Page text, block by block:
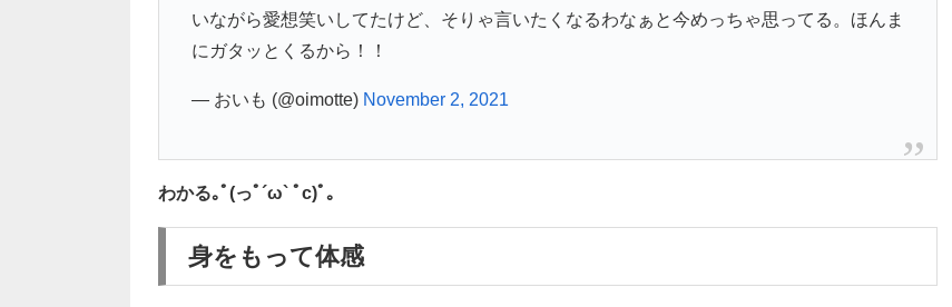
いながら愛想笑いしてたけど、そりゃ言いたくなるわなぁと今めっちゃ思ってる。ほんま
にガタッとくるから！！
— おいも (@oimotte) November 2, 2021
わかる｡ﾟ(っﾟ´ω` ﾟc)ﾟ｡
身をもって体感